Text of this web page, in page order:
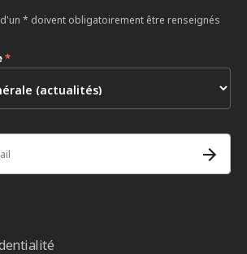
* doivent obligatoirement être renseignés
*